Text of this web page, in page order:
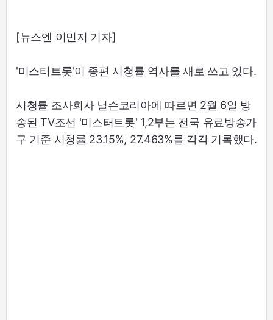
[뉴스엔 이민지 기자]
'미스터트롯'이 종편 시청률 역사를 새로 쓰고 있다.
시청률 조사회사 닐슨코리아에 따르면 2월 6일 방
송된 TV조선 '미스터트롯' 1,2부는 전국 유료방송가
구 기준 시청률 23.15%, 27.463%를 각각 기록했다.